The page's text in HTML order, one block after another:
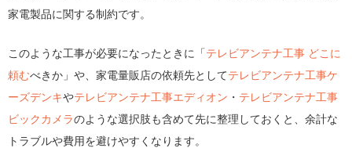
家電製品に関する制約です。
このような工事が必要になったときに「テレビアンテナ工事 どこに
頼むべきか」や、家電量販店の依頼先としてテレビアンテナ工事ケ
ーズデンキやテレビアンテナ工事エディオン ・ テレビアンテナ工事
ビックカメラのような選択肢も含めて先に整理しておくと、余計な
トラブルや費用を避けやすくなります。